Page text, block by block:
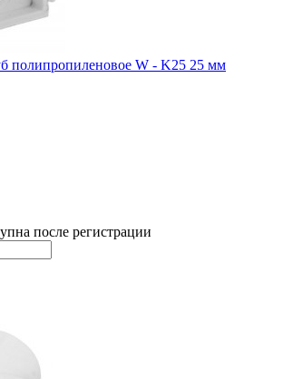
полипропиленовое W - K25 25 мм
после регистрации